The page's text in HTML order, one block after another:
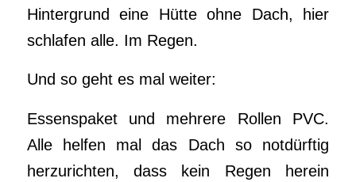
Hintergrund eine Hütte ohne Dach, hier
schlafen alle. Im Regen.
Und so geht es mal weiter:
Essenspaket und mehrere Rollen PVC.
Alle helfen mal das Dach so notdürftig
herzurichten, dass kein Regen herein